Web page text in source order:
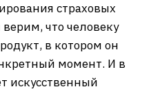
страховых
что человеку
в котором он
момент. И в
искусственный